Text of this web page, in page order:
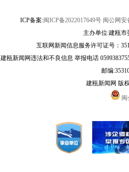
ICP备案:闽ICP备2022017649号 闽公网安
主办单位:建瓯
互联网新闻信息服务许可证号：
建瓯新闻网违法和不良信息 举报电话
邮编
建瓯新闻网 版
闽